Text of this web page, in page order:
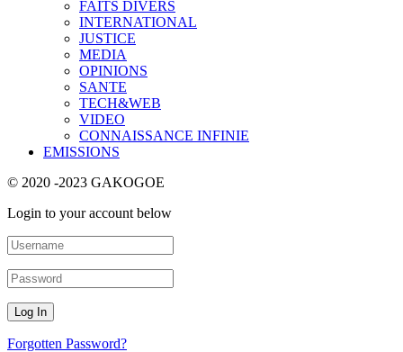
FAITS DIVERS
INTERNATIONAL
JUSTICE
MEDIA
OPINIONS
SANTE
TECH&WEB
VIDEO
CONNAISSANCE INFINIE
EMISSIONS
© 2020 -2023 GAKOGOE
Login to your account below
Forgotten Password?